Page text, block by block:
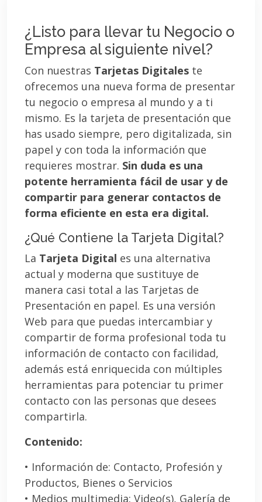
¿Listo para llevar tu Negocio o
Empresa al siguiente nivel?
Con nuestras Tarjetas Digitales te
ofrecemos una nueva forma de presentar
tu negocio o empresa al mundo y a ti
mismo. Es la tarjeta de presentación que
has usado siempre, pero digitalizada, sin
papel y con toda la información que
requieres mostrar. Sin duda es una
potente herramienta fácil de usar y de
compartir para generar contactos de
forma eficiente en esta era digital.
¿Qué Contiene la Tarjeta Digital?
La Tarjeta Digital es una alternativa
actual y moderna que sustituye de
manera casi total a las Tarjetas de
Presentación en papel. Es una versión
Web para que puedas intercambiar y
compartir de forma profesional toda tu
información de contacto con facilidad,
además está enriquecida con múltiples
herramientas para potenciar tu primer
contacto con las personas que desees
compartirla.
Contenido:
• Información de: Contacto, Profesión y
Productos, Bienes o Servicios
• Medios multimedia: Video(s), Galería de